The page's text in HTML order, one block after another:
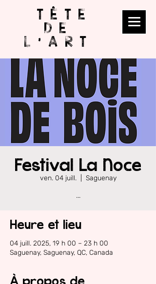
TÊTE
DE
L'ART
Festival La Noce
ven. 04 juill.
  |
Saguenay
...
Heure et lieu
04 juill. 2025, 19 h 00 – 23 h 00
Saguenay, Saguenay, QC, Canada
À propos de